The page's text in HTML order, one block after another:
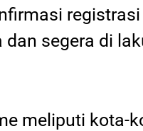
segera di
meliputi kota-